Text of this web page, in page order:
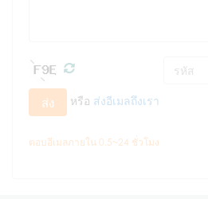
ส่ง หรือ ส่งอีเมลถึงเรา
ตอบอีเมลภายใน 0.5~24 ชั่วโมง